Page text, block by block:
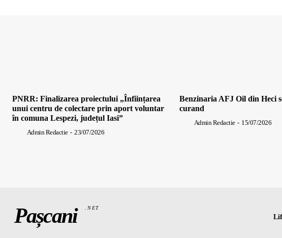
PNRR: Finalizarea proiectului „Înființarea
unui centru de colectare prin aport voluntar
în comuna Lespezi, județul Iasi”
Admin Redactie - 23/07/2026
Benzinaria AFJ Oil din Heci
curand
Admin Redactie - 15/07/2026
Pașcani .NET